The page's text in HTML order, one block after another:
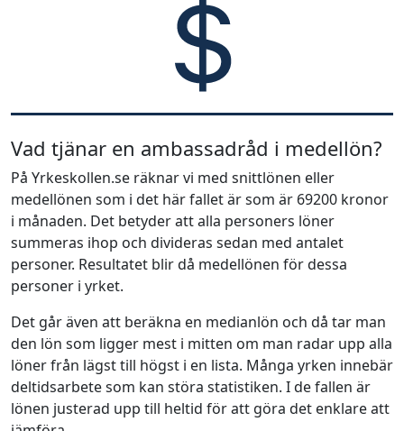
Vad tjänar en ambassadråd i medellön?
På Yrkeskollen.se räknar vi med snittlönen eller
medellönen som i det här fallet är som är 69200 kronor
i månaden. Det betyder att alla personers löner
summeras ihop och divideras sedan med antalet
personer. Resultatet blir då medellönen för dessa
personer i yrket.
Det går även att beräkna en medianlön och då tar man
den lön som ligger mest i mitten om man radar upp alla
löner från lägst till högst i en lista. Många yrken innebär
deltidsarbete som kan störa statistiken. I de fallen är
lönen justerad upp till heltid för att göra det enklare att